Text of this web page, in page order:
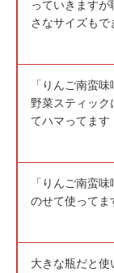
っていきます
さなサイズもで
「りんご南蛮
野菜スティック
てハマってます
「りんご南蛮
のせて使ってま
大きな瓶だと使